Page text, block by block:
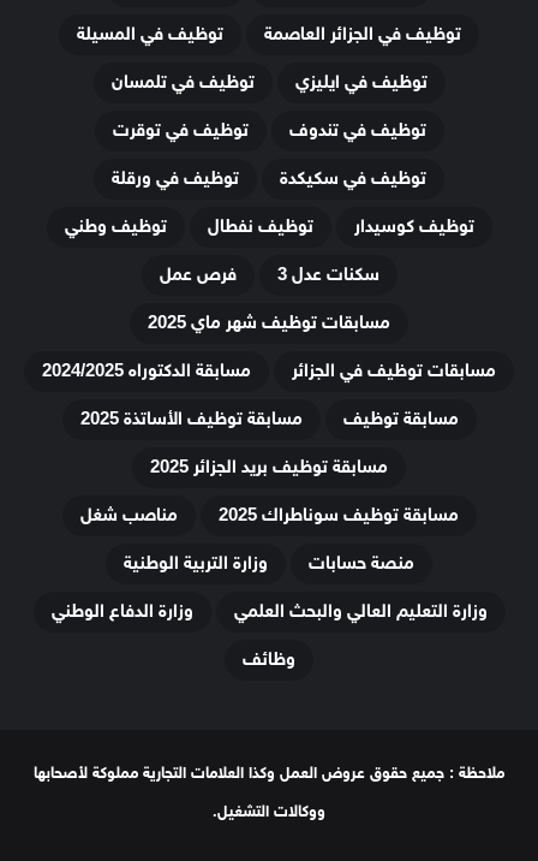
توظيف في الجزائر العاصمة
توظيف في المسيلة
توظيف في ايليزي
توظيف في تلمسان
توظيف في تندوف
توظيف في توقرت
توظيف في سكيكدة
توظيف في ورقلة
توظيف كوسيدار
توظيف نفطال
توظيف وطني
سكنات عدل 3
فرص عمل
مسابقات توظيف شهر ماي 2025
مسابقات توظيف في الجزائر
مسابقة الدكتوراه 2024/2025
مسابقة توظيف
مسابقة توظيف الأساتذة 2025
مسابقة توظيف بريد الجزائر 2025
مسابقة توظيف سوناطراك 2025
مناصب شغل
منصة حسابات
وزارة التربية الوطنية
وزارة التعليم العالي والبحث العلمي
وزارة الدفاع الوطني
وظائف
ملاحظة : جميع حقوق عروض العمل وكذا العلامات التجارية مملوكة لأصحابها
ووكالات التشغيل.